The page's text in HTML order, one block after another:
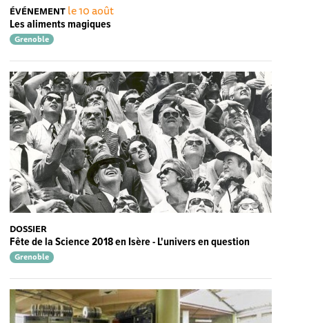
ÉVÉNEMENT le 10 août
Les aliments magiques
Grenoble
DOSSIER
Fête de la Science 2018 en Isère - L'univers en question
Grenoble